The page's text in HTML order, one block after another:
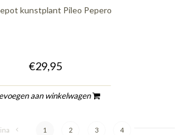
kunstplant Pileo Pepero
€29,95
aan winkelwagen
1 2 3 4